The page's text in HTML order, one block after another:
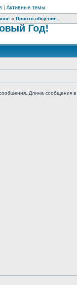
| Активные темы
» Просто общение.
Год!
Длина сообщения